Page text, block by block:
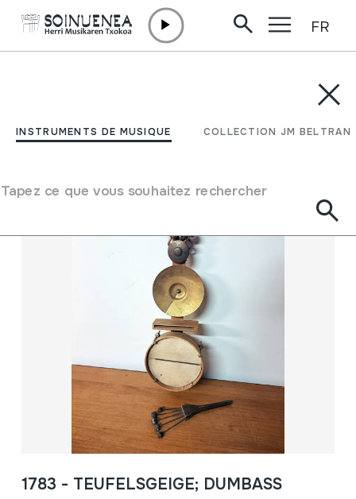
INSTRUMENTS DE MUSIQUE COLLECTION JM BELTRAN
Tapez ce que vous souhaitez rechercher
FR
COLLECTION JM BELTRAN
Filtrer
1783 - TEUFELSGEIGE; DUMBASS